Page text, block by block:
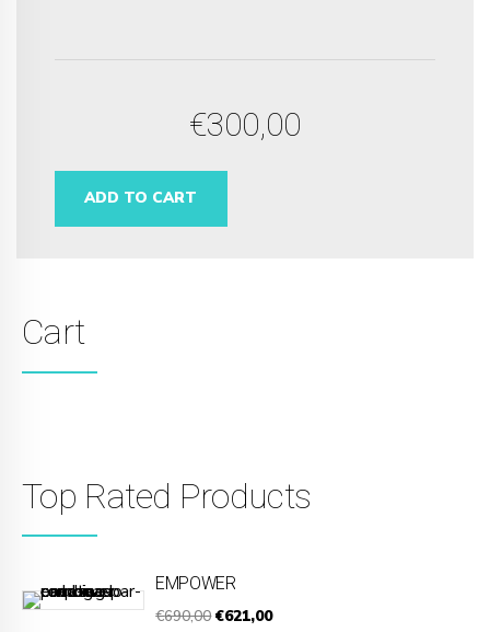
€300,00
ADD TO CART
Cart
Top Rated Products
EMPOWER
€690,00Original
€621,00Current